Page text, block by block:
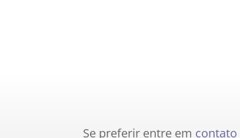
Se preferir entre em contato